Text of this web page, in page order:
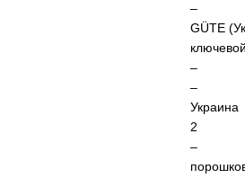
–
GÜTE
ключевой
–
–
Украина
2
–